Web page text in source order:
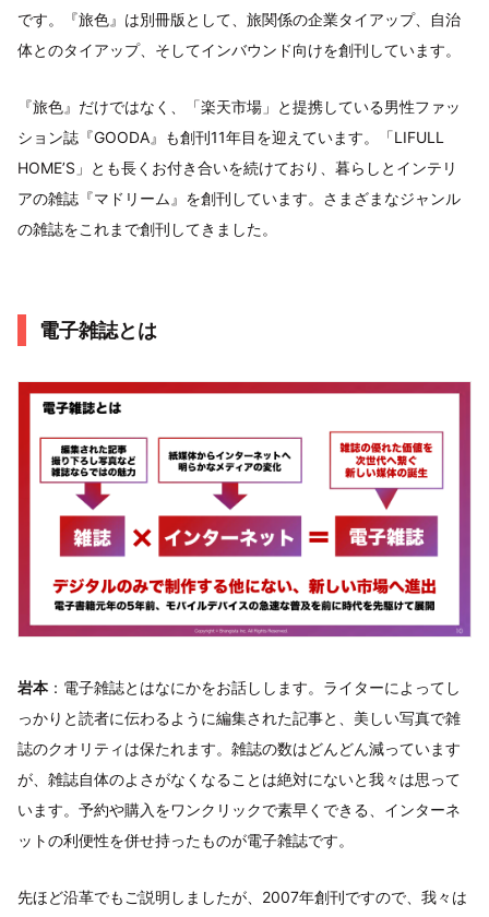
です。『旅色』は別冊版として、旅関係の企業タイアップ、自治
体とのタイアップ、そしてインバウンド向けを創刊しています。
『旅色』だけではなく、「楽天市場」と提携している男性ファッ
ション誌『GOODA』も創刊11年目を迎えています。「LIFULL
HOME’S」とも長くお付き合いを続けており、暮らしとインテリ
アの雑誌『マドリーム』を創刊しています。さまざまなジャンル
の雑誌をこれまで創刊してきました。
電子雑誌とは
岩本 ：電子雑誌とはなにかをお話しします。ライターによってし
っかりと読者に伝わるように編集された記事と、美しい写真で雑
誌のクオリティは保たれます。雑誌の数はどんどん減っています
が、雑誌自体のよさがなくなることは絶対にないと我々は思って
います。予約や購入をワンクリックで素早くできる、インターネ
ットの利便性を併せ持ったものが電子雑誌です。
先ほど沿革でもご説明しましたが、2007年創刊ですので、我々は